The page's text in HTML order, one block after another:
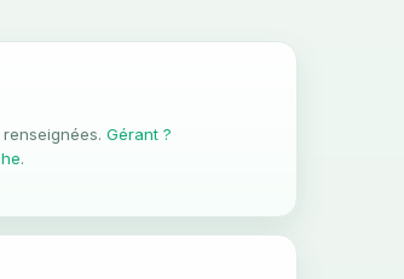
Gérant ?
.